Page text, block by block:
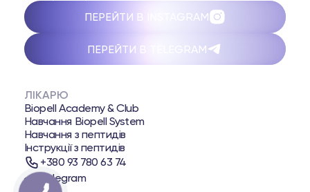
ЛІКАРЮ
Biopell Academy & Club
Навчання Biopell System
Навчання з пептидів
Інструкції з пептидів
+380 93 780 63 74
Telegram
ПЕРЕЙТИ В INSTAGRAM
ПЕРЕЙТИ В TELEGRAM